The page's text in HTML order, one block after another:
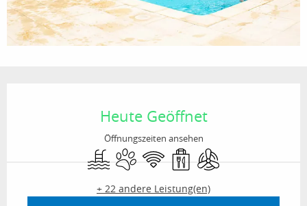
Heute Geöffnet
Öffnungszeiten ansehen
Schwimmbad
Tiere erlaubt
Wi-Fi Verkauf zum Mitnehmen
Klimaanlage
+ 22 andere Leistung(en)